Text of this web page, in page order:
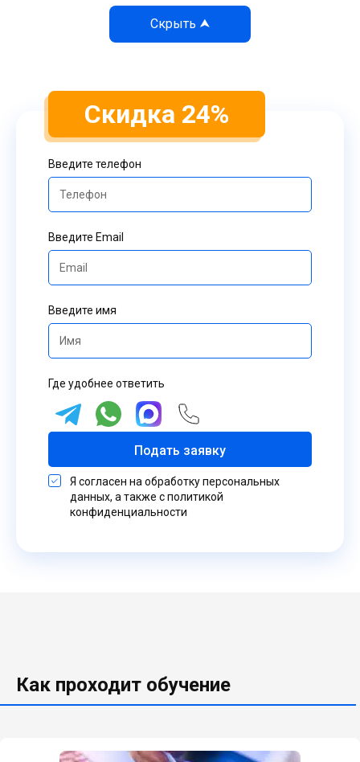
Скидка 24%
Введите телефон
Введите Email
Введите имя
Где удобнее ответить
Подать заявку
Я согласен на обработку персональных
данных, а также с политикой
конфиденциальности
Как проходит обучение